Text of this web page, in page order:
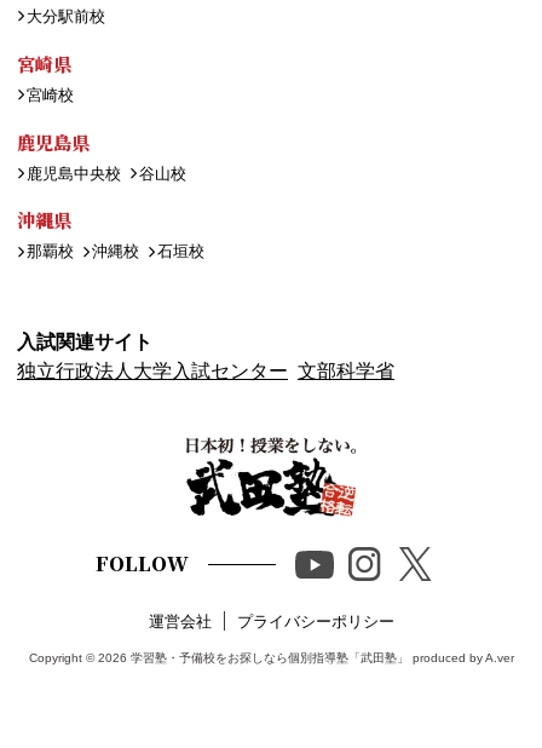
大分駅前校
宮崎県
宮崎校
鹿児島県
鹿児島中央校 谷山校
沖縄県
那覇校 沖縄校 石垣校
入試関連サイト
独立行政法人大学入試センター 文部科学省
FOLLOW
運営会社 プライバシーポリシー
Copyright © 2026 学習塾・予備校をお探しなら個別指導塾「武田塾」 produced by A.ver